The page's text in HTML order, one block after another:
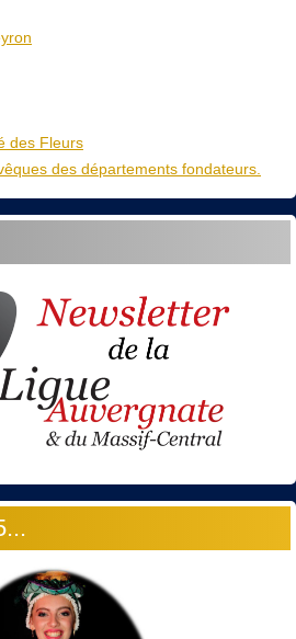
des Fleurs
des départements fondateurs.